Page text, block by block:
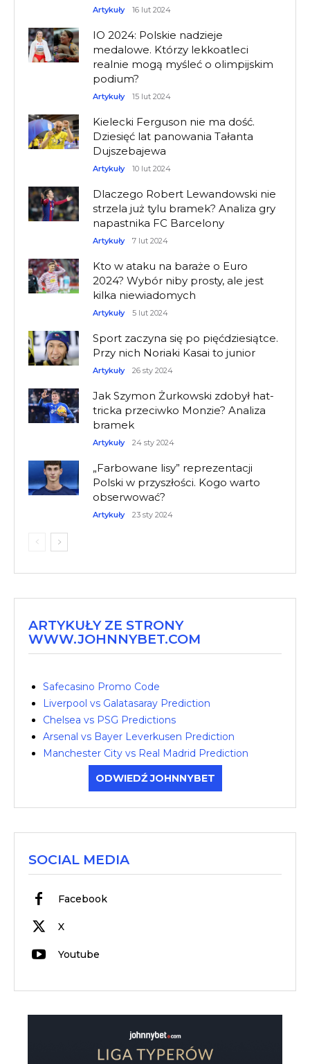
Artykuły 16 lut 2024
IO 2024: Polskie nadzieje
medalowe. Którzy lekkoatleci
realnie mogą myśleć o olimpijskim
podium?
Artykuły 15 lut 2024
Kielecki Ferguson nie ma dość.
Dziesięć lat panowania Tałanta
Dujszebajewa
Artykuły 10 lut 2024
Dlaczego Robert Lewandowski nie
strzela już tylu bramek? Analiza gry
napastnika FC Barcelony
Artykuły 7 lut 2024
Kto w ataku na baraże o Euro
2024? Wybór niby prosty, ale jest
kilka niewiadomych
Artykuły 5 lut 2024
Sport zaczyna się po pięćdziesiątce.
Przy nich Noriaki Kasai to junior
Artykuły 26 sty 2024
Jak Szymon Żurkowski zdobył hat-
tricka przeciwko Monzie? Analiza
bramek
Artykuły 24 sty 2024
„Farbowane lisy” reprezentacji
Polski w przyszłości. Kogo warto
obserwować?
Artykuły 23 sty 2024
ARTYKUŁY ZE STRONY
WWW.JOHNNYBET.COM
Safecasino Promo Code
Liverpool vs Galatasaray Prediction
Chelsea vs PSG Predictions
Arsenal vs Bayer Leverkusen Prediction
Manchester City vs Real Madrid Prediction
ODWIEDŹ JOHNNYBET
SOCIAL MEDIA
Facebook
X
Youtube